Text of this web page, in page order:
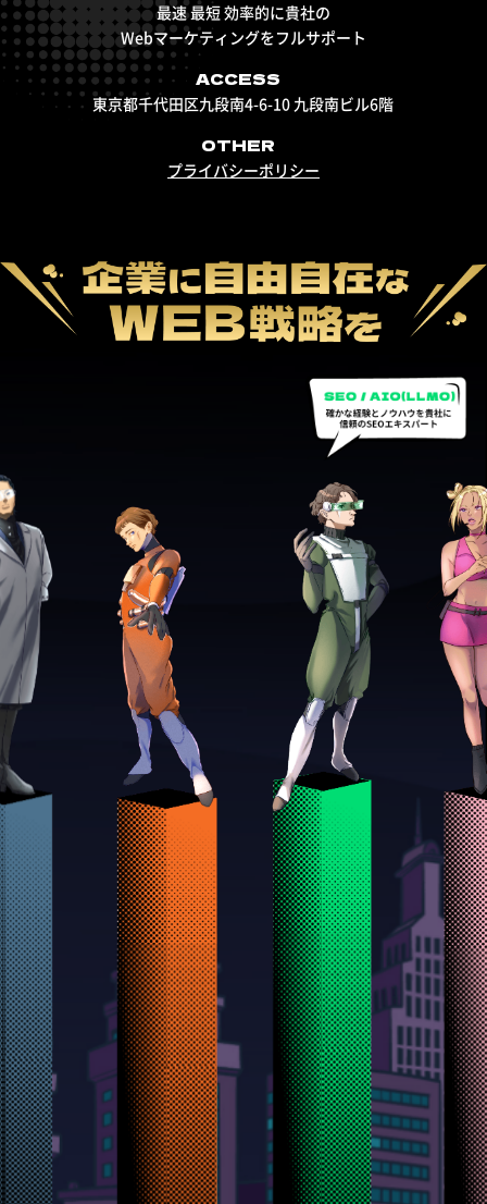
最速 最短 効率的に貴社の
Webマーケティングをフルサポート
ACCESS
東京都千代田区九段南4-6-10 九段南ビル6階
OTHER
プライバシーポリシー